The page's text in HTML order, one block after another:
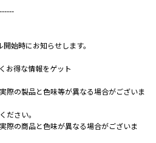
始時にお知らせします。
お得な情報をゲット
際の製品と色味等が異なる場合がございま
ださい。
際の商品と色味が異なる場合がございま